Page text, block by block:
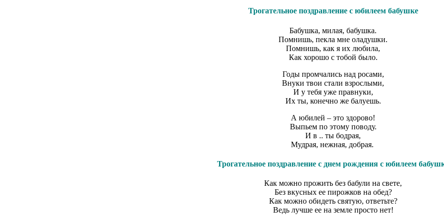
Трогательное поздравление с юбилеем бабушке
Бабушка, милая, бабушка.
Помнишь, пекла мне оладушки.
Помнишь, как я их любила,
Как хорошо с тобой было.
Годы промчались над росами,
Внуки твои стали взрослыми,
И у тебя уже правнуки,
Их ты, конечно же балуешь.
А юбилей – это здорово!
Выпьем по этому поводу.
И в .. ты бодрая,
Мудрая, нежная, добрая.
Трогательное поздравление с днем рождения с юбилеем
Как можно прожить без бабули на свете,
Без вкусных ее пирожков на обед?
Как можно обидеть святую, ответьте?
Ведь лучше ее на земле просто нет!